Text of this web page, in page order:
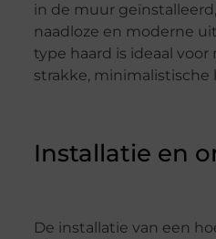
in de muur
naadloze en moderne
type haard is ideaal
strakke, minimalistische
Installatie en
De installatie van een